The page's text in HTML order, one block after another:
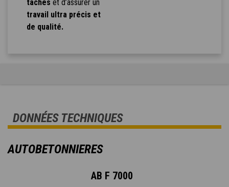
tâches et d’assurer un
travail ultra précis et
de qualité.
DONNÉES TECHNIQUES
AUTOBETONNIERES
AB F 7000